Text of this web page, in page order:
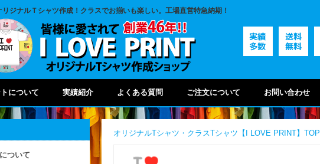
ジナルＴシャツ作成！ クラスでお揃いも楽しい。工場直営特急納期！
について 実績紹介 よくある質問 ご注文について お問い合わせ
ついて
オリジナルTシャツ・クラスTシャツ【I LOVE PRINT】TOP